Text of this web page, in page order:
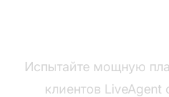
Испытайте мощную
клиентов